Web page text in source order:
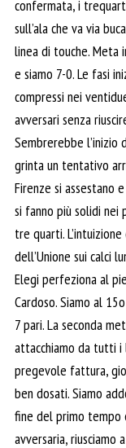
confermata, i
sull’ala che va via
linea di touche. Meta
e siamo 7-0. Le fasi
compressi nei
avversari senza
Sembrerebbe l’inizio
grinta un tentativo
Firenze si assestano
si fanno più solidi nei
tre quarti.
dell’Unione sui calci
Elegi perfeziona al
Cardoso. Siamo al
7 pari. La seconda
attacchiamo da tutti
pregevole fattura,
ben dosati. Siamo
fine del primo tempo
avversaria, riusciamo